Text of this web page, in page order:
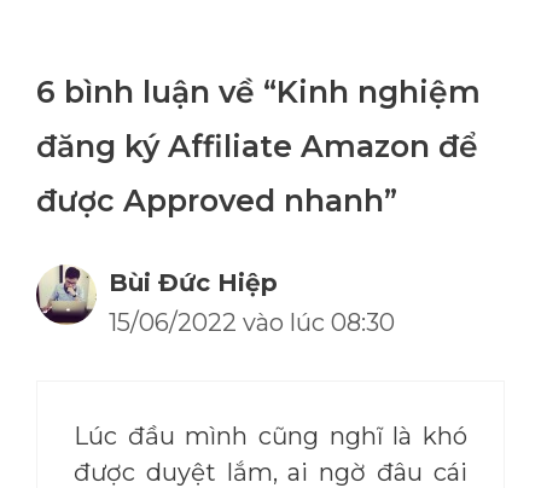
6 bình luận về “Kinh nghiệm
đăng ký Affiliate Amazon để
được Approved nhanh”
Bùi Đức Hiệp
15/06/2022 vào lúc 08:30
Lúc đầu mình cũng nghĩ là khó
được duyệt lắm, ai ngờ đâu cái